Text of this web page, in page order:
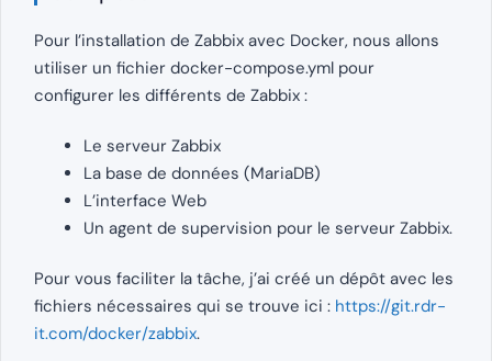
Pour l’installation de Zabbix avec Docker, nous allons
utiliser un fichier docker-compose.yml pour
configurer les différents de Zabbix :
Le serveur Zabbix
La base de données (MariaDB)
L’interface Web
Un agent de supervision pour le serveur Zabbix.
Pour vous faciliter la tâche, j’ai créé un dépôt avec les
fichiers nécessaires qui se trouve ici : https://git.rdr-
it.com/docker/zabbix.